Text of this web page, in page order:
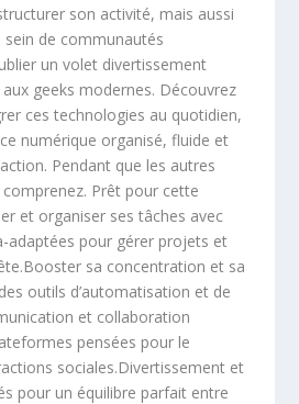
son activité, mais aussi
sein de communautés
un volet divertissement
geeks modernes. Découvrez
ces technologies au quotidien,
numérique organisé, fluide et
Pendant que les autres
Prêt pour cette
et organiser ses tâches avec
adaptées pour gérer projets et
sa concentration et sa
outils d’automatisation et de
et collaboration
pensées pour le
sociales.Divertissement et
pour un équilibre parfait entre